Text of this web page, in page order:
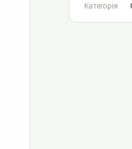
Категорія